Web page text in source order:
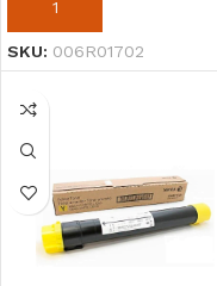
AÑADIR AL CARRITO
SKU: 006R01702